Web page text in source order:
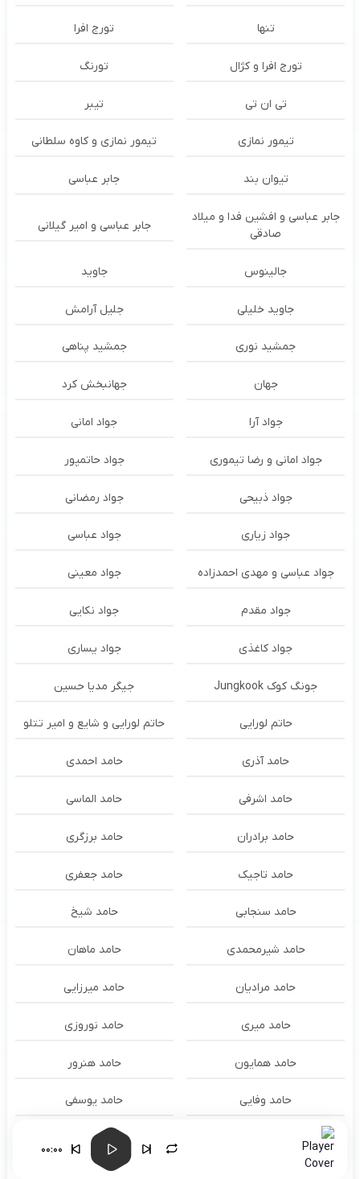
تنها تورج افرا
تورج افرا و کژال تورنگ
تی ان تی تیبر
تیمور نمازی تیمور نمازی و کاوه سلطانی
تیوان بند جابر عباسی
جابر عباسی و افشین فدا و میلاد
صادقی
جابر عباسی و امیر گیلانی
جالینوس جاوید
جاوید خلیلی جلیل آرامش
جمشید نوری جمشید پناهی
جهان جهانبخش کرد
جواد آرا جواد امانی
جواد امانی و رضا تیموری جواد حاتمپور
جواد ذبیحی جواد رمضانی
جواد زیاری جواد عباسی
جواد عباسی و مهدی احمدزاده جواد معینی
جواد مقدم جواد نکایی
جواد کاغذی جواد یساری
جونگ کوک Jungkook جیگر مدیا حسین
حاتم لورایی حاتم لورایی و شایع و امیر تتلو
حامد آذری حامد احمدی
حامد اشرفی حامد الماسی
حامد برادران حامد برزگری
حامد تاجیک حامد جعفری
حامد سنجابی حامد شیخ
حامد شیرمحمدی حامد ماهان
حامد مرادیان حامد میرزایی
حامد میری حامد نوروزی
حامد همایون حامد هنرور
حامد وفایی حامد یوسفی
حامیم
00:00